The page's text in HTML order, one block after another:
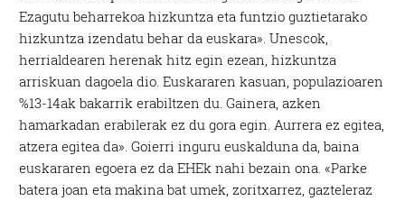
Ezagutu beharrekoa hizkuntza eta funtzio guztietarako
hizkuntza izendatu behar da euskara». Unescok,
herrialdearen herenak hitz egin ezean, hizkuntza
arriskuan dagoela dio. Euskararen kasuan, populazioaren
%13-14ak bakarrik erabiltzen du. Gainera, azken
hamarkadan erabilerak ez du gora egin. Aurrera ez egitea,
atzera egitea da». Goierri inguru euskalduna da, baina
euskararen egoera ez da EHEk nahi bezain ona. «Parke
batera joan eta makina bat umek, zoritxarrez, gazteleraz